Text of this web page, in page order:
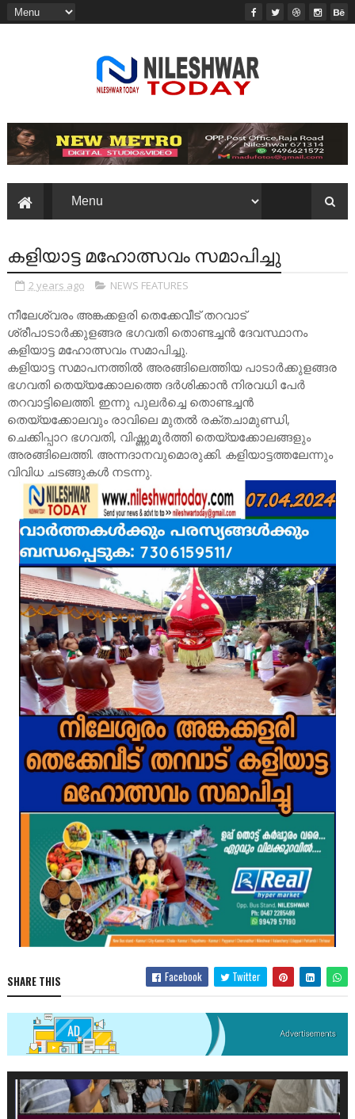
കളിയാട്ട മഹോത്സവം സമാപിച്ചു
2 years ago NEWS FEATURES
നീലേശ്വരം അങ്കക്കളരി തെക്കേവീട് തറവാട്
ശ്രീപാടാർക്കുളങ്ങര ഭഗവതി തൊണ്ടച്ചൻ ദേവസ്ഥാനം
കളിയാട്ട മഹോത്സവം സമാപിച്ചു.
കളിയാട്ട സമാപനത്തിൽ അരങ്ങിലെത്തിയ പാടാർക്കുളങ്ങര
ഭഗവതി തെയ്യക്കോലത്തെ ദർശിക്കാൻ നിരവധി പേർ
തറവാട്ടിലെത്തി. ഇന്നു പുലർച്ചെ തൊണ്ടച്ചൻ
തെയ്യക്കോലവും രാവിലെ മുതൽ രക്തചാമുണ്ഡി,
ചെക്കിപ്പാറ ഭഗവതി, വിഷ്ണുമൂർത്തി തെയ്യക്കോലങ്ങളും
അരങ്ങിലെത്തി. അന്നദാനവുമൊരുക്കി. കളിയാട്ടത്തലേന്നും
വിവിധ ചടങ്ങുകൾ നടന്നു.
SHARE THIS Facebook Twitter